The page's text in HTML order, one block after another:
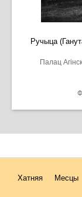
Ручыца
Палац
Хатняя Месцы